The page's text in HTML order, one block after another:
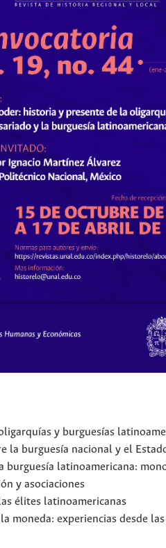
y burguesías
la burguesía nacional y el
burguesía latinoamericana:
y asociaciones
élites latinoamericanas
moneda: experiencias desde